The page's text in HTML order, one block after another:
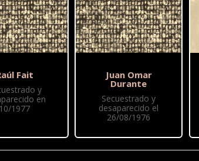
Fait
y
en
1977
Juan Omar
Durante
Secuestrado y
desaparecido el
26/08/1976